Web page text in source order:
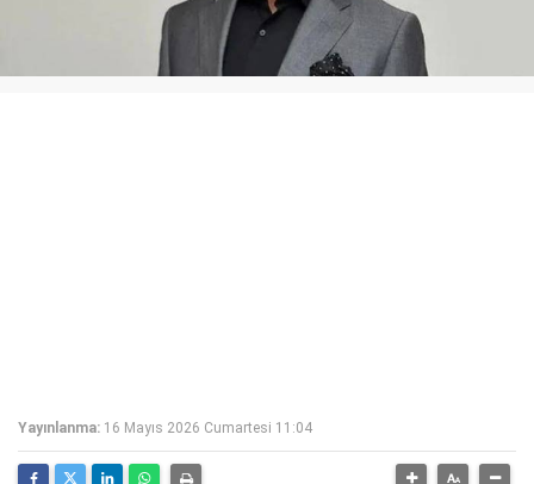
Yayınlanma: 16 Mayıs 2026 Cumartesi 11:04